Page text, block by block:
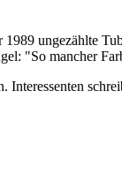
ungezählte
"So mancher
Interessenten